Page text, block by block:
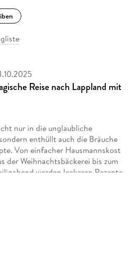
Reise nach Lappland mit
nur in die unglaubliche
enthüllt auch die Bräuche
Von einfacher Hausmannskost
der Weihnachtsbäckerei bis zum
werden leckeren Rezepte